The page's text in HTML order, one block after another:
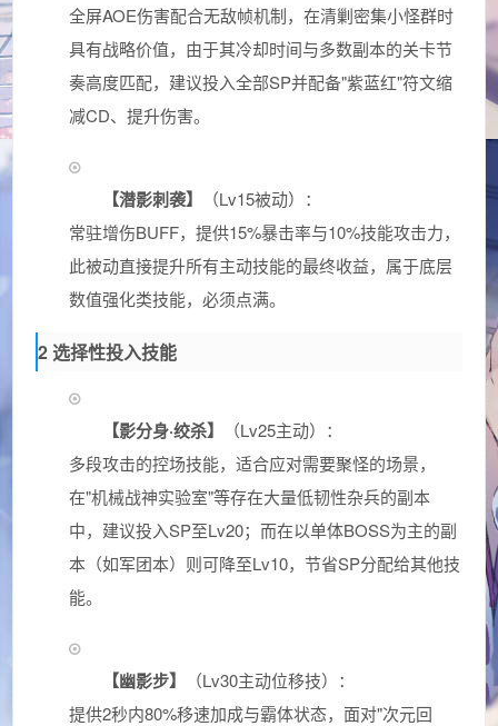
全屏AOE伤害配合无敌帧机制，在清剿密集小怪群时
具有战略价值，由于其冷却时间与多数副本的关卡节
奏高度匹配，建议投入全部SP并配备"紫蓝红"符文缩
减CD、提升伤害。
【潜影刺袭】
（Lv15被动）：
常驻增伤BUFF，提供15%暴击率与10%技能攻击力，
此被动直接提升所有主动技能的最终收益，属于底层
数值强化类技能，必须点满。
2 选择性投入技能
【影分身·绞杀】
（Lv25主动）：
多段攻击的控场技能，适合应对需要聚怪的场景，
在"机械战神实验室"等存在大量低韧性杂兵的副本
中，建议投入SP至Lv20；而在以单体BOSS为主的副
本（如军团本）则可降至Lv10，节省SP分配给其他技
能。
【幽影步】
（Lv30主动位移技）：
提供2秒内80%移速加成与霸体状态，面对"次元回